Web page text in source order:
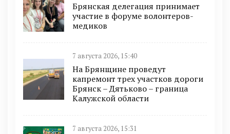
Брянская делегация принимает
участие в форуме волонтеров-
медиков
7 августа 2026, 15:40
На Брянщине проведут
капремонт трех участков дороги
Брянск – Дятьково – граница
Калужской области
7 августа 2026, 15:31